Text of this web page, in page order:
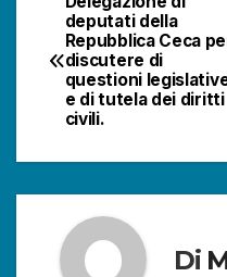
articoli
deputati della
Repubblica Ceca
discutere di
questioni
e di tutela dei diritti
civili.
Di